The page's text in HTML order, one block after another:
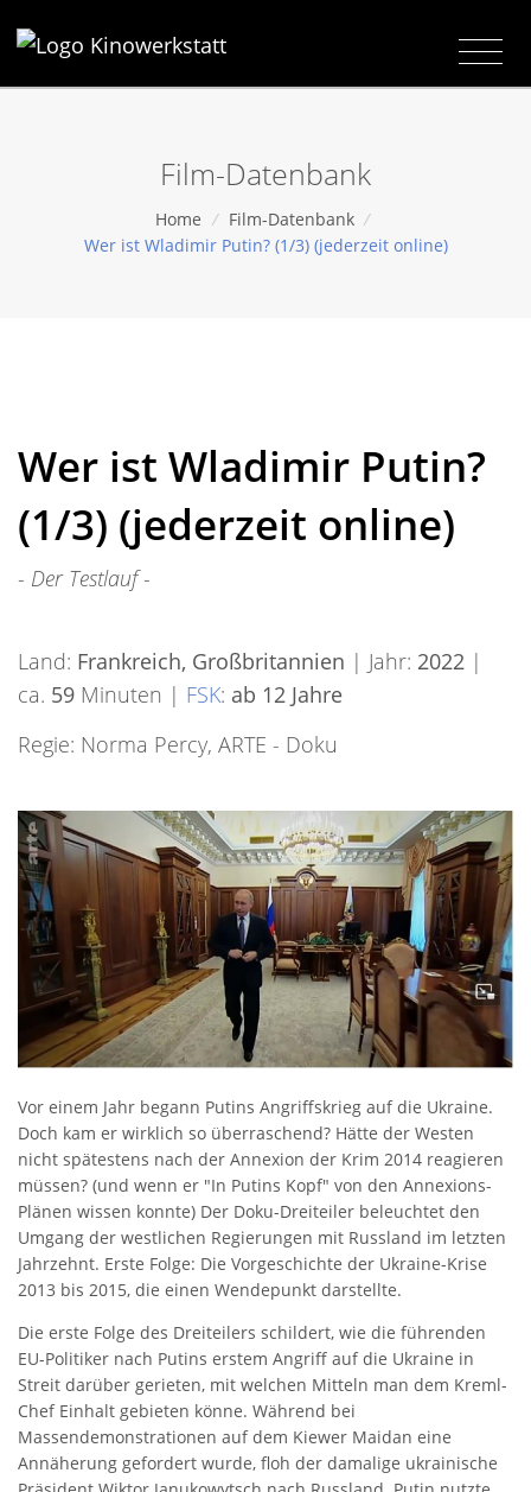
Film-Datenbank
Home / Film-Datenbank /
Wer ist Wladimir Putin? (1/3) (jederzeit online)
Wer ist Wladimir Putin?
(1/3) (jederzeit online)
- Der Testlauf -
Land: Frankreich, Großbritannien | Jahr: 2022 |
ca. 59 Minuten | FSK: ab 12 Jahre
Regie: Norma Percy, ARTE - Doku
Vor einem Jahr begann Putins Angriffskrieg auf die Ukraine.
Doch kam er wirklich so überraschend? Hätte der Westen
nicht spätestens nach der Annexion der Krim 2014 reagieren
müssen? (und wenn er "In Putins Kopf" von den Annexions-
Plänen wissen konnte) Der Doku-Dreiteiler beleuchtet den
Umgang der westlichen Regierungen mit Russland im letzten
Jahrzehnt. Erste Folge: Die Vorgeschichte der Ukraine-Krise
2013 bis 2015, die einen Wendepunkt darstellte.
Die erste Folge des Dreiteilers schildert, wie die führenden
EU-Politiker nach Putins erstem Angriff auf die Ukraine in
Streit darüber gerieten, mit welchen Mitteln man dem Kreml-
Chef Einhalt gebieten könne. Während bei
Massendemonstrationen auf dem Kiewer Maidan eine
Annäherung gefordert wurde, floh der damalige ukrainische